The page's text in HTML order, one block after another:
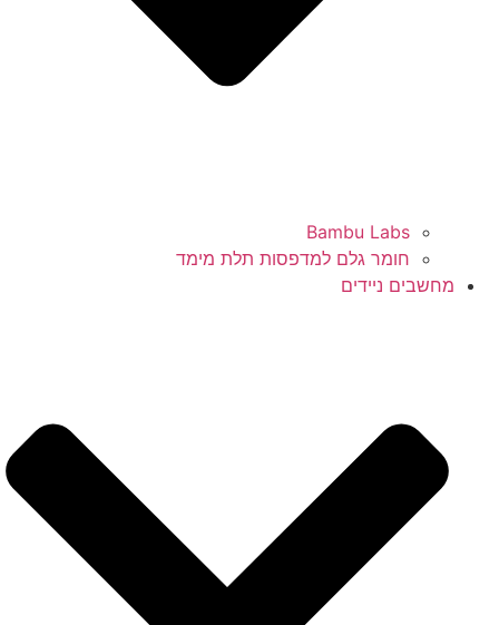
Bambu Labs
חומר גלם למדפסות תלת מימד
מחשבים ניידים